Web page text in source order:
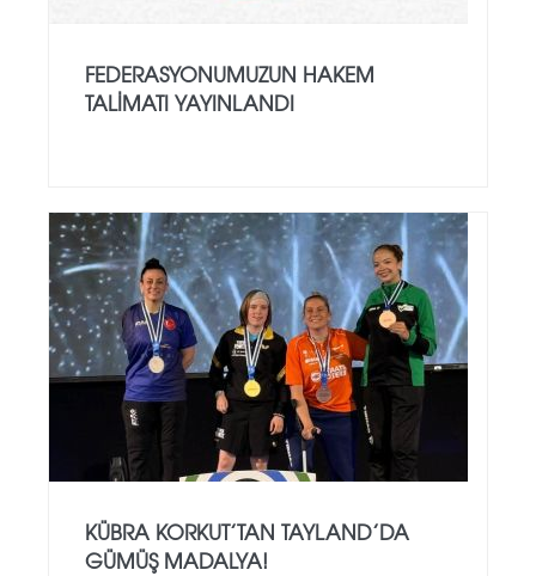
FEDERASYONUMUZUN HAKEM
TALIMATI YAYINLANDI
KÜBRA KORKUT’TAN TAYLAND’DA
GÜMÜŞ MADALYA!